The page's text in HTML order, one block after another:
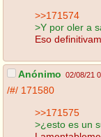
>>171574
>Y por oler a
Eso
Anónimo 02/08/21
/#/ 171580
>>171575
>¿esto es un